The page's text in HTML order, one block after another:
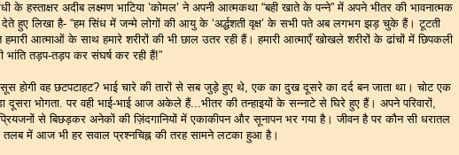
के हस्ताक्षर अदीब लक्ष्मण भाटिया ’कोमल’ ने अपनी आत्मकथा “बही खाते के पन्ने”में अपने भीतर की भावनात्मक
देते हुए लिखा है- “हम सिंध में जन्मे लोगों की आयु के ‘अर्द्धशती वृक्ष’ के सभी पते अब लगभग झड़ चुके हैं। टूटती
हमारी आत्माओं के साथ हमारे शरीरों की भी छाल उतर रही हैं। हमारी आत्माएँ खोखले शरीरों के ढांचों में छिपकली
भांति तड़प-तड़प कर संघर्ष कर रही हैं!”
होगी वह छटपटाहट? भाई चारे की तारों से सब जुड़े हुए थे, एक का दुख दूसरे का दर्द बन जाता था। चोट एक
दूसरा भोगता. पर वही भाई-भाई आज अकेले हैं...भीतर की तन्हाइयों के सन्नाटे से घिरे हुए हैं। अपने परिवारों,
प्रियजनों से बिछड़कर अनेकों की ज़िंदगानियों में एकाकीपन और सूनापन भर गया है। जीवन है पर कौन सी धरातल
तलब में आज भी हर सवाल प्रश्नचिह्न की तरह सामने लटका हुआ है।